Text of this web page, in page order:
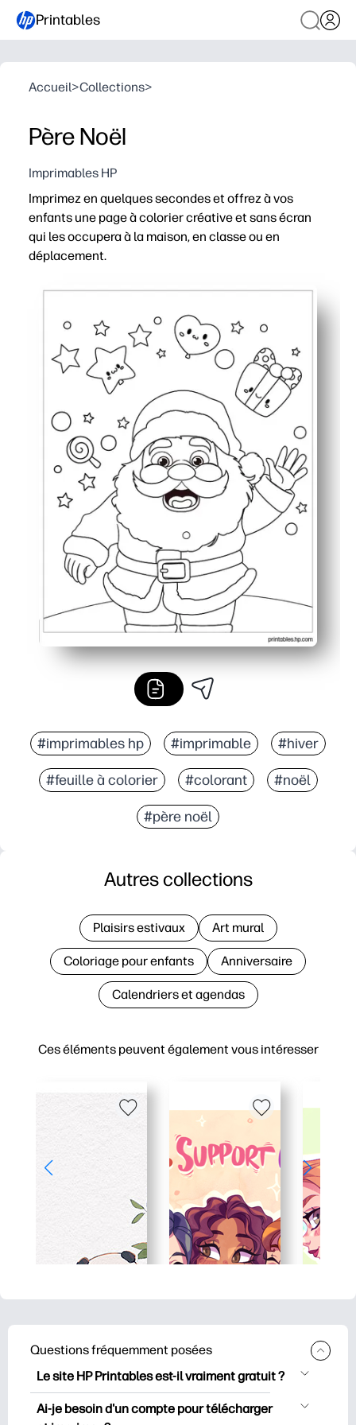
Printables
Accueil>Collections>
Père Noël
Imprimables HP
Imprimez en quelques secondes et offrez à vos
enfants une page à colorier créative et sans écran
qui les occupera à la maison, en classe ou en
déplacement.
Aucune préparation, il suffit d'imprimer et de colorier
Des contours simples et audacieux aident tous les
Développe la motricité fine, la reconnaissance des
Polyvalent pour les moments calmes, les personnes
#imprimables hp #imprimable #hiver
#feuille à colorier #colorant #noël
#père noël
Ces éléments peuvent également vous intéresser
Autres collections
Plaisirs estivaux Art mural
Coloriage pour enfants Anniversaire
Calendriers et agendas
Questions fréquemment posées
Le site HP Printables est-il vraiment gratuit ?
HP Printables propose plus de 2500
documents imprimables gratuits à
Ai-je besoin d'un compte pour télécharger